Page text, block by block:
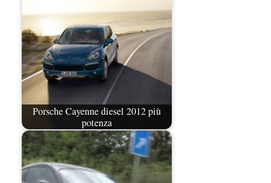
Porsche Cayenne diesel 2012 più
potenza